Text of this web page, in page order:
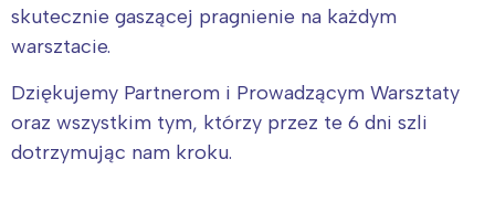
skutecznie gaszącej pragnienie na każdym
warsztacie.
Dziękujemy Partnerom i Prowadzącym Warsztaty
oraz wszystkim tym, którzy przez te 6 dni szli
dotrzymując nam kroku.